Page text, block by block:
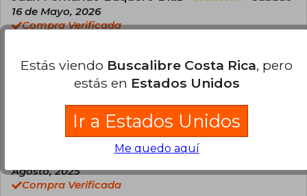
16 de Mayo, 2026
Compra Verificada
envío pero por lo demás, llegó rapido, en muy
buen estado y además la historia estuvo increíble
Esta opinión es útil 0 No es útil
Maria José Ocampo
Viernes 08 de
Agosto, 2025
Compra Verificada
Estás viendo Buscalibre Costa Rica, pero
estás en Estados Unidos
Ir a Estados Unidos
Me quedo aquí